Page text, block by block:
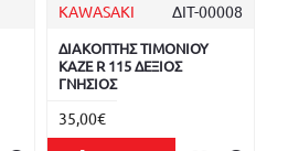
KAWASAKI ΔΙΤ-00008
ΔΙΑΚΟΠΤΗΣ ΤΙΜΟΝΙΟΥ
KAZE R 115 ΔΕΞΙΟΣ
ΓΝΗΣΙΟΣ
35,00€